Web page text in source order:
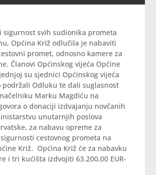
sigurnost svih sudionika prometa
Općina Križ odlučila je nabaviti
promet, odnosno kamere za
Članovi Općinskog vijeća Općine
su sjednici Općinskog vijeća
podržali Odluku te dali suglasnost
Marku Magdiću na
o donaciji izdvajanju novčanih
unutarnjih poslova
za nabavu opreme za
cestovnog prometa na
Križ. Općina Križ će za nabavku
i tri kućišta izdvojiti 63.200,00 EUR-